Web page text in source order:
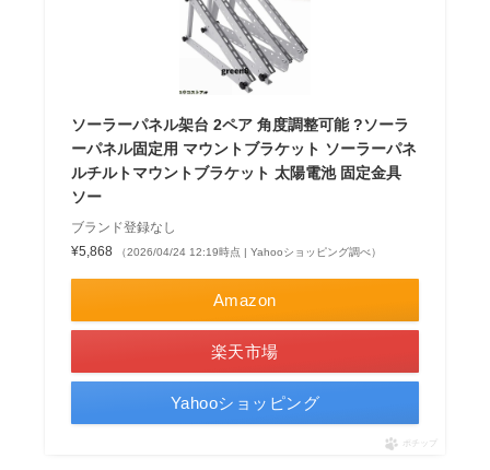
ソーラーパネル架台 2ペア 角度調整可能 ?ソーラ
ーパネル固定用 マウントブラケット ソーラーパネ
ルチルトマウントブラケット 太陽電池 固定金具
ソー
ブランド登録なし
¥5,868
（2026/04/24 12:19時点 | Yahooショッピング調べ）
Amazon
楽天市場
Yahooショッピング
ポチップ